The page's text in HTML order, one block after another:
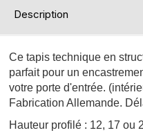
Description
Ce tapis technique en
parfait pour un
votre porte d'entrée.
Fabrication Allemande.
Hauteur profilé : 12, 17 ou